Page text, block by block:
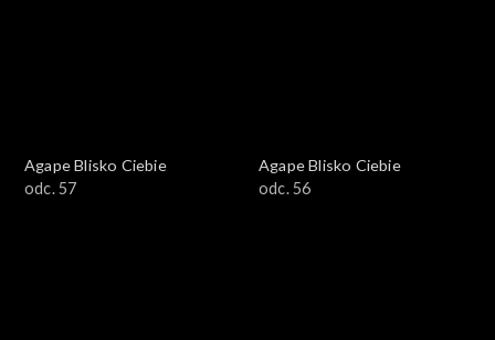
Agape Blisko Ciebie
odc. 57
Agape Blisko Ciebie
odc. 56